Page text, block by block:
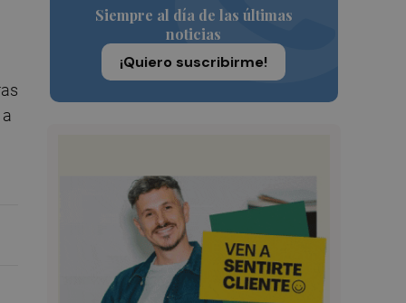
Siempre al día de las últimas
noticias
¡Quiero suscribirme!